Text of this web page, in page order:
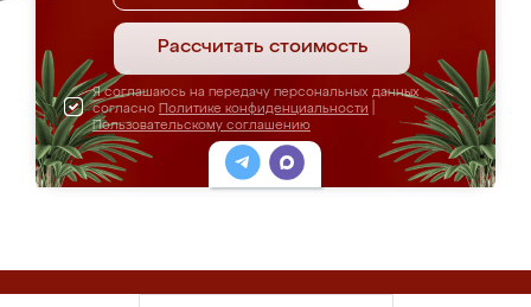
Рассчитать стоимость
Я соглашаюсь на передачу персональных данных
согласно Политике конфиденциальности
Пользовательскому соглашению